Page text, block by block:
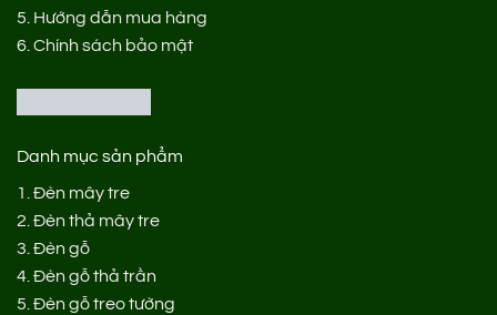
5. Hướng dẫn mua hàng
6. Chính sách bảo mật
Danh mục sản phẩm
1. Đèn mây tre
2. Đèn thả mây tre
3. Đèn gỗ
4. Đèn gỗ thả trần
5. Đèn gỗ treo tường